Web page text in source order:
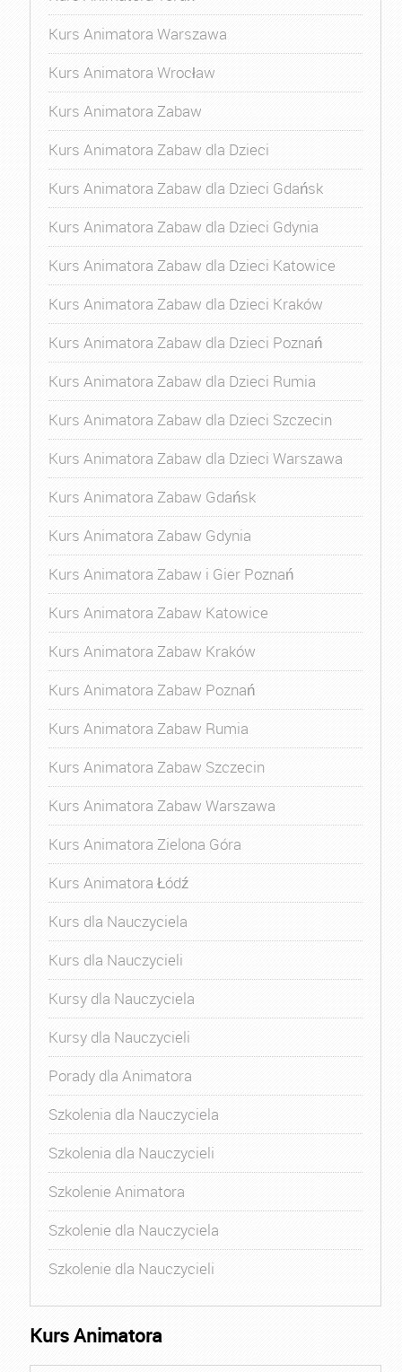
Kurs Animatora Warszawa
Kurs Animatora Wrocław
Kurs Animatora Zabaw
Kurs Animatora Zabaw dla Dzieci
Kurs Animatora Zabaw dla Dzieci Gdańsk
Kurs Animatora Zabaw dla Dzieci Gdynia
Kurs Animatora Zabaw dla Dzieci Katowice
Kurs Animatora Zabaw dla Dzieci Kraków
Kurs Animatora Zabaw dla Dzieci Poznań
Kurs Animatora Zabaw dla Dzieci Rumia
Kurs Animatora Zabaw dla Dzieci Szczecin
Kurs Animatora Zabaw dla Dzieci Warszawa
Kurs Animatora Zabaw Gdańsk
Kurs Animatora Zabaw Gdynia
Kurs Animatora Zabaw i Gier Poznań
Kurs Animatora Zabaw Katowice
Kurs Animatora Zabaw Kraków
Kurs Animatora Zabaw Poznań
Kurs Animatora Zabaw Rumia
Kurs Animatora Zabaw Szczecin
Kurs Animatora Zabaw Warszawa
Kurs Animatora Zielona Góra
Kurs Animatora Łódź
Kurs dla Nauczyciela
Kurs dla Nauczycieli
Kursy dla Nauczyciela
Kursy dla Nauczycieli
Porady dla Animatora
Szkolenia dla Nauczyciela
Szkolenia dla Nauczycieli
Szkolenie Animatora
Szkolenie dla Nauczyciela
Szkolenie dla Nauczycieli
Kurs Animatora